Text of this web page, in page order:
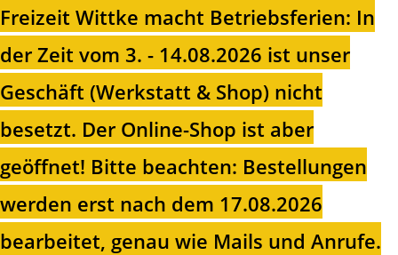
Freizeit Wittke macht Betriebsferien: In
der Zeit vom 3. - 14.08.2026 ist unser
Geschäft (Werkstatt & Shop) nicht
besetzt. Der Online-Shop ist aber
geöffnet! Bitte beachten: Bestellungen
werden erst nach dem 17.08.2026
bearbeitet, genau wie Mails und Anrufe.